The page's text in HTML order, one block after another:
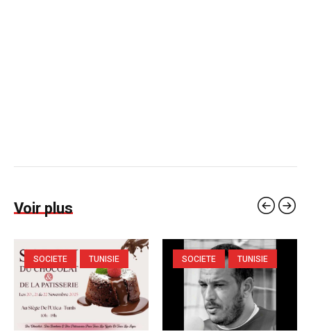
Voir plus
SOCIETE TUNISIE SOCIETE TUNISIE